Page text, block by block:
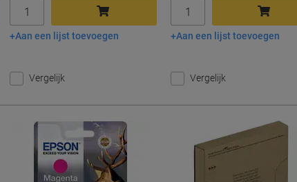
In winkelwagen
Aan een lijst toevoegen
Vergelijk
In winkelwagen
Aan een lijst toevoegen
Vergelijk